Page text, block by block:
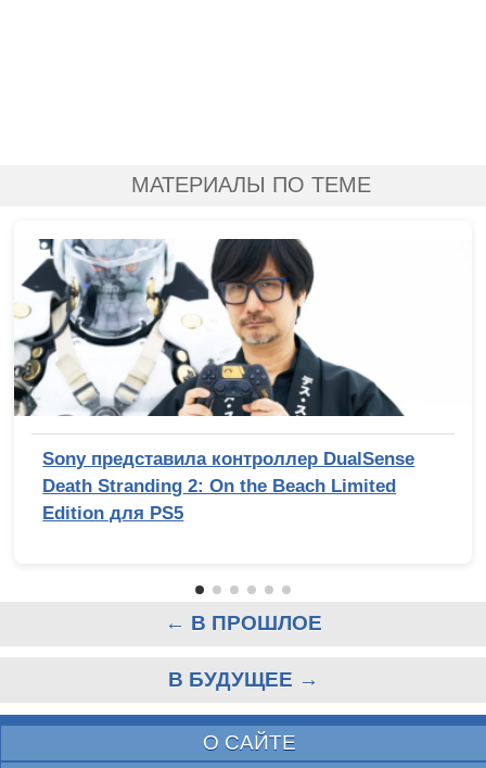
МАТЕРИАЛЫ ПО ТЕМЕ
Sony представила контроллер DualSense
Death Stranding 2: On the Beach Limited
Edition для PS5
← В ПРОШЛОЕ
В БУДУЩЕЕ →
О САЙТЕ